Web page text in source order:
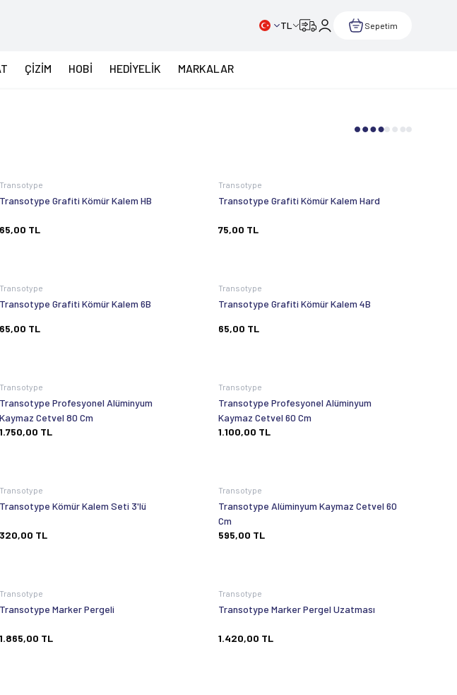
TL Sepetim
ÇİZİM HOBİ HEDİYELİK MARKALAR
Transotype
Transotype Grafiti Kömür Kalem HB
65,00 TL
Transotype
Transotype Grafiti Kömür Kalem Hard
75,00 TL
Transotype
Transotype Grafiti Kömür Kalem 6B
65,00 TL
Transotype
Transotype Grafiti Kömür Kalem 4B
65,00 TL
Transotype
Transotype Profesyonel Alüminyum
Kaymaz Cetvel 80 Cm
1.750,00 TL
Transotype
Transotype Profesyonel Alüminyum
Kaymaz Cetvel 60 Cm
1.100,00 TL
Transotype
Transotype Kömür Kalem Seti 3'lü
320,00 TL
Transotype
Transotype Alüminyum Kaymaz Cetvel 60
Cm
595,00 TL
Transotype
Transotype Marker Pergeli
1.865,00 TL
Transotype
Transotype Marker Pergel Uzatması
1.420,00 TL